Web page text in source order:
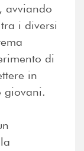
avviando
i diversi
di
in
giovani.